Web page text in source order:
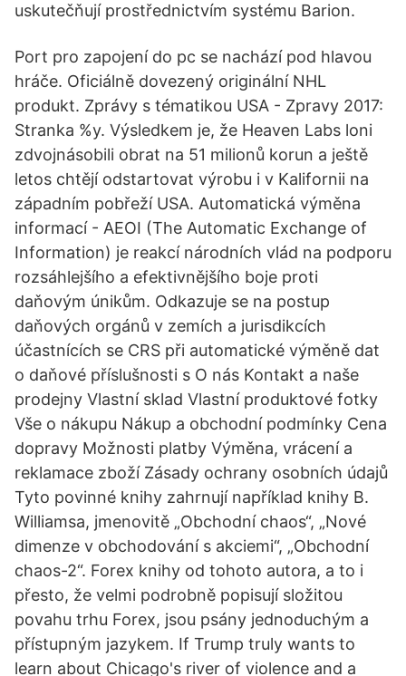
uskutečňují prostřednictvím systému Barion.
Port pro zapojení do pc se nachází pod hlavou
hráče. Oficiálně dovezený originální NHL
produkt. Zprávy s tématikou USA - Zpravy 2017:
Stranka %y. Výsledkem je, že Heaven Labs loni
zdvojnásobili obrat na 51 milionů korun a ještě
letos chtějí odstartovat výrobu i v Kalifornii na
západním pobřeží USA. Automatická výměna
informací - AEOI (The Automatic Exchange of
Information) je reakcí národních vlád na podporu
rozsáhlejšího a efektivnějšího boje proti
daňovým únikům. Odkazuje se na postup
daňových orgánů v zemích a jurisdikcích
účastnících se CRS při automatické výměně dat
o daňové příslušnosti s O nás Kontakt a naše
prodejny Vlastní sklad Vlastní produktové fotky
Vše o nákupu Nákup a obchodní podmínky Cena
dopravy Možnosti platby Výměna, vrácení a
reklamace zboží Zásady ochrany osobních údajů
Tyto povinné knihy zahrnují například knihy B.
Williamsa, jmenovitě „Obchodní chaos“, „Nové
dimenze v obchodování s akciemi“, „Obchodní
chaos-2“. Forex knihy od tohoto autora, a to i
přesto, že velmi podrobně popisují složitou
povahu trhu Forex, jsou psány jednoduchým a
přístupným jazykem. If Trump truly wants to
learn about Chicago's river of violence and a